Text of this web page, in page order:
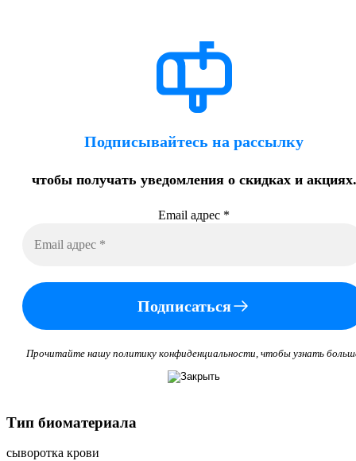
Подписывайтесь на рассылку
чтобы получать уведомления о скидках и акциях.
Email адрес *
Подписаться
Прочитайте нашу политику конфиденциальности, чтобы узнать
Тип биоматериала
сыворотка крови